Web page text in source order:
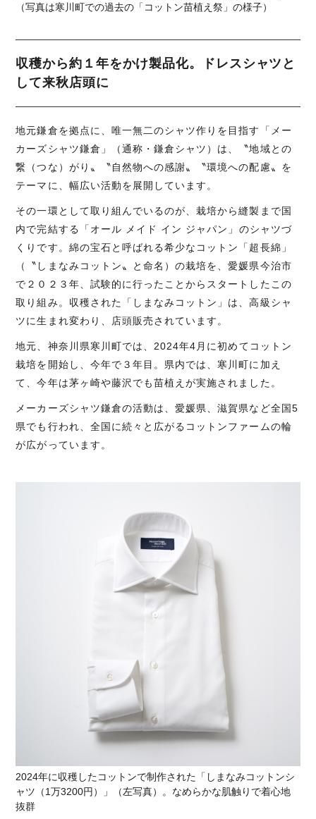
（写真は寒川町での過去の「コットン苗植え祭」の様子）
収穫から約１年をかけ製品化。ドレスシャツと
して来秋店頭に
地元鎌倉を拠点に、唯一無二のシャツ作りを目指す「メー
カーズシャツ鎌倉」（通称・鎌倉シャツ）は、〝地域との
繋（つな）がり〟〝自然物への感謝〟〝環境への配慮〟を
テーマに、幅広い活動を展開しています。
その一環として取り組んでいるのが、栽培から縫製まで国
内で完結する「オール メイド イン ジャパン」のシャツづ
くりです。綿の宝石と呼ばれる希少なコットン「超長綿」
（〝しまなみコットン〟と命名）の栽培を、愛媛県今治市
で２０２３年、試験的に行ったことからスタートしたこの
取り組み。収穫された「しまなみコットン」は、高級シャ
ツに生まれ変わり、店頭販売されています。
地元、神奈川県寒川町では、2024年4月に初めてコットン
栽培を開始し、今年で３年目。県内では、寒川町に加え
て、今年は茅ヶ崎や藤沢でも苗植えが実施されました。
メーカーズシャツ鎌倉の活動は、愛媛県、滋賀県など全国5
県でも行われ、全国に続々と広がるコットンファームの輪
が広がっています。
2024年に収穫したコットンで制作された「しまなみコットンシ
ャツ（1万3200円）」（左写真）。なめらかな肌触りで着心地
抜群